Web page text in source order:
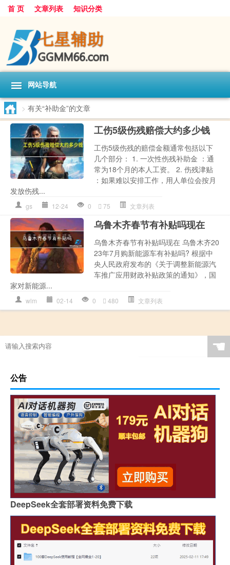
首 页 文章列表 知识分类
网站导航
> 有关“补助金”的文章
工伤5级伤残赔偿大约多少钱
工伤5级伤残的赔偿金额通常包括以下
几个部分： 1. 一次性伤残补助金 ：通
常为18个月的本人工资。 2. 伤残津贴
：如果难以安排工作，用人单位会按月
发放伤残...
gs 12-24 0 75 文章列表
乌鲁木齐春节有补贴吗现在
乌鲁木齐春节有补贴吗现在 乌鲁木齐20
23年7月购新能源车有补贴吗? 根据中
央人民政府发布的《关于调整新能源汽
车推广应用财政补贴政策的通知》，国
家对新能源...
wlm 02-14 0 480 文章列表
☚
公告
DeepSeek全套部署资料免费下载